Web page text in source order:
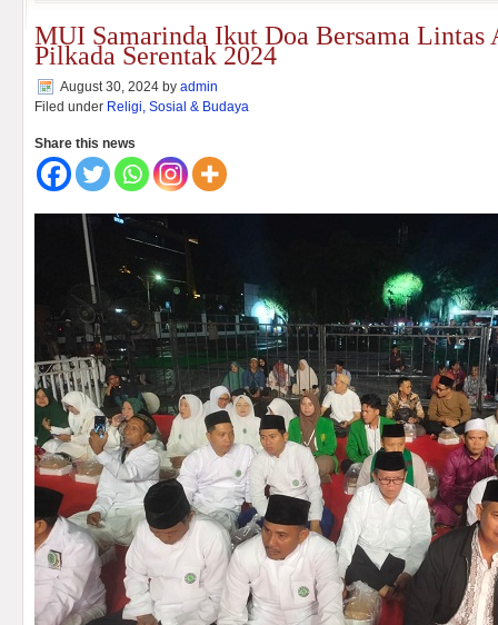
MUI Samarinda Ikut Doa Bersama Lintas
Pilkada Serentak 2024
August 30, 2024 by admin
Filed under Religi, Sosial & Budaya
Share this news